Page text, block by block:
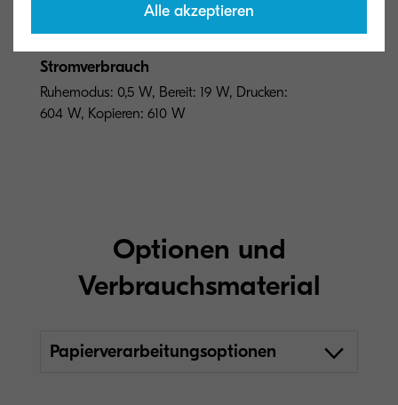
Ca. 26 Sekunden (nach dem Einschalten)
Stromverbrauch
Ruhemodus: 0,5 W, Bereit: 19 W, Drucken:
604 W, Kopieren: 610 W
Optionen und
Verbrauchsmaterial
Papierverarbeitungsoptionen
Alle akzeptieren